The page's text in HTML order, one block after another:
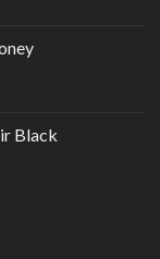
Black